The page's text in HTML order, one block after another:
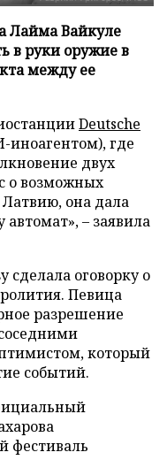
Лайма Вайкуле
в руки оружие в
между ее
Deutsche
иноагентом), где
двух
о возможных
она дала
– заявила
сделала оговорку о
Певица
разрешение
который
событий.
фестиваль